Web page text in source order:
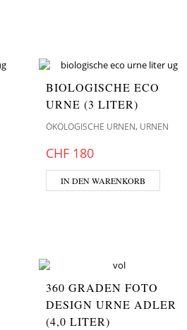
BIOLOGISCHE ECO
URNE (3 LITER)
ÖKOLOGISCHE URNEN, URNEN
CHF 180
IN DEN WARENKORB
360 GRADEN FOTO
DESIGN URNE ADLER
(4,0 LITER)